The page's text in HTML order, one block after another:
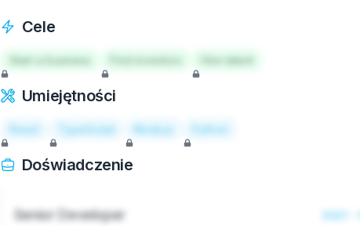
Cele
Start a business Hire talent
Umiejętności
React TypeScript Node.js Python
Doświadczenie
Senior Developer 2021